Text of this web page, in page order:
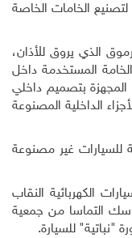
لتصنيع الخامات الخاصة
الذي يروق للأذان،
المستخدمة داخل
المجهزة بتصميم داخلي
الداخلية المصنوعة
غير مصنوعة
الكهربائية النقاب
التماسا من جمعية
"نباتية" للسيارة.